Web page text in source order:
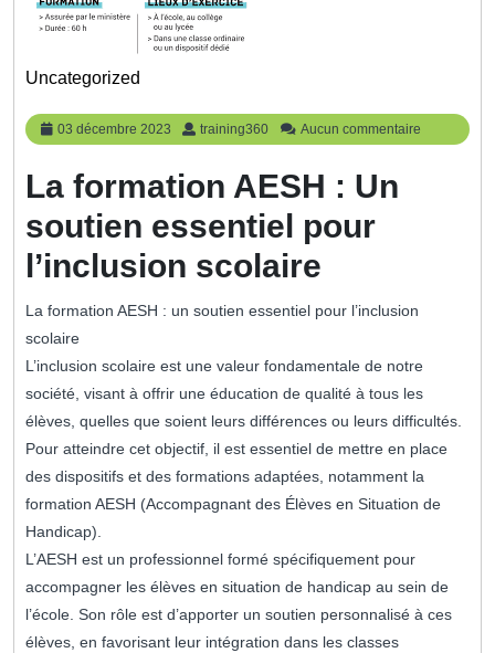
Uncategorized
03 décembre 2023
03
décembre
training360 training360
Aucun commentaire
La formation AESH : Un
soutien essentiel pour
l’inclusion scolaire
La formation AESH : un soutien essentiel pour l’inclusion
scolaire
L’inclusion scolaire est une valeur fondamentale de notre
société, visant à offrir une éducation de qualité à tous les
élèves, quelles que soient leurs différences ou leurs difficultés.
Pour atteindre cet objectif, il est essentiel de mettre en place
des dispositifs et des formations adaptées, notamment la
formation AESH (Accompagnant des Élèves en Situation de
Handicap).
L’AESH est un professionnel formé spécifiquement pour
accompagner les élèves en situation de handicap au sein de
l’école. Son rôle est d’apporter un soutien personnalisé à ces
élèves, en favorisant leur intégration dans les classes